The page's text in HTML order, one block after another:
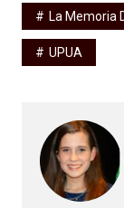
La Memoria
UPUA